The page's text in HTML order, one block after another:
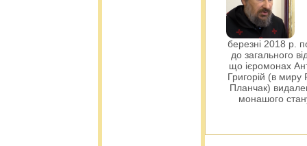
березні 2018 р.
до загального
що ієромонах
Григорій (в миру
Планчак)
монашого